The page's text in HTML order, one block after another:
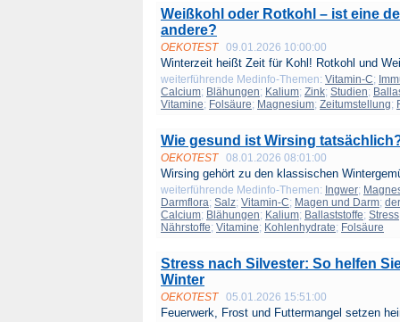
Weißkohl oder Rotkohl – ist eine
andere?
OEKOTEST 09.01.2026 10:00:00
Winterzeit heißt Zeit für Kohl! Rotkohl und
weiterführende Medinfo-Themen: Vitamin-C;
Calcium; Blähungen; Kalium; Zink; Studien;
Vitamine; Folsäure; Magnesium; Zeitumstellung;
Wie gesund ist Wirsing
OEKOTEST 08.01.2026 08:01:00
Wirsing gehört zu den klassischen
weiterführende Medinfo-Themen: Ingwer;
Darmflora; Salz; Vitamin-C; Magen und Darm;
Calcium; Blähungen; Kalium; Ballaststoffe; Stress
Nährstoffe; Vitamine; Kohlenhydrate; Folsäure
Stress nach Silvester: So helfen
Winter
OEKOTEST 05.01.2026 15:51:00
Feuerwerk, Frost und Futtermangel setzen